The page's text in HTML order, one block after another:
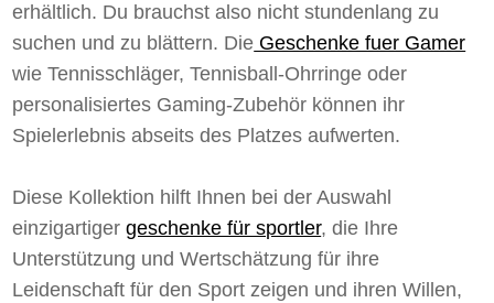
erhältlich. Du brauchst also nicht stundenlang zu
suchen und zu blättern. Die Geschenke fuer Gamer
wie Tennisschläger, Tennisball-Ohrringe oder
personalisiertes Gaming-Zubehör können ihr
Spielerlebnis abseits des Platzes aufwerten.
Diese Kollektion hilft Ihnen bei der Auswahl
einzigartigergeschenke für sportler, die Ihre
Unterstützung und Wertschätzung für ihre
Leidenschaft für den Sport zeigen und ihren Willen,